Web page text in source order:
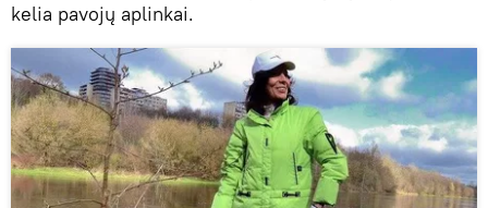
kelia pavojų aplinkai.